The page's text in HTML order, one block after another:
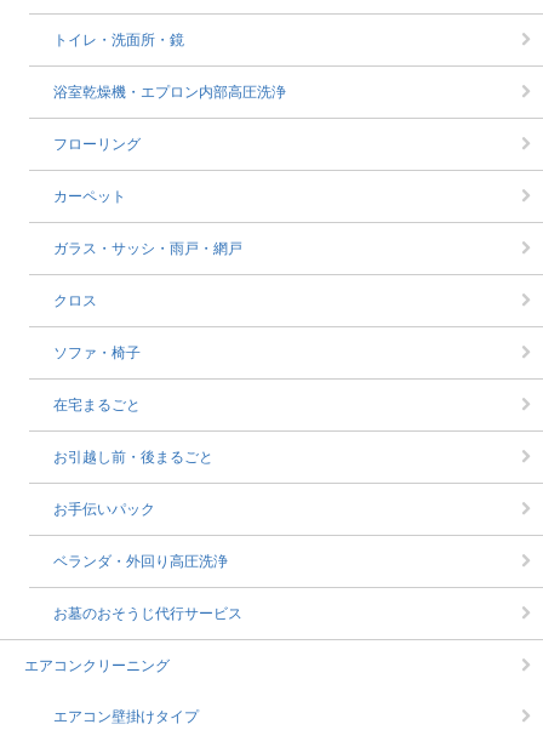
トイレ・洗面所・鏡
浴室乾燥機・エプロン内部高圧洗浄
フローリング
カーペット
ガラス・サッシ・雨戸・網戸
クロス
ソファ・椅子
在宅まるごと
お引越し前・後まるごと
お手伝いパック
ベランダ・外回り高圧洗浄
お墓のおそうじ代行サービス
エアコンクリーニング
エアコン壁掛けタイプ